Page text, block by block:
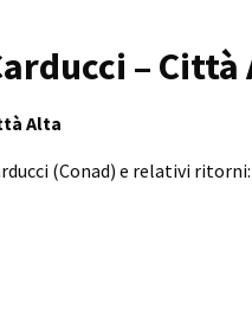
– Città
Alta
(Conad) e relativi ritorni: